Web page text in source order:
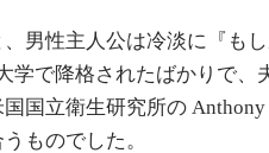
男性主人公は冷淡に『も
学で降格されたばかりで
国立衛生研究所の
ものでした。